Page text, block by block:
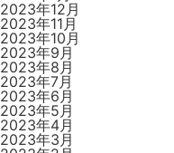
2023年12月
2023年11月
2023年10月
2023年9月
2023年8月
2023年7月
2023年6月
2023年5月
2023年4月
2023年3月